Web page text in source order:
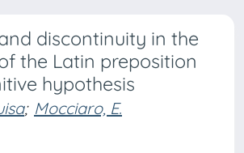
discontinuity in the
the Latin preposition
hypothesis
; Mocciaro, E.